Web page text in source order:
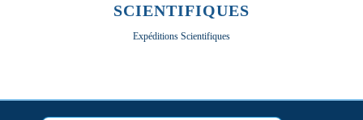
SCIENTIFIQUES
Expéditions Scientifiques